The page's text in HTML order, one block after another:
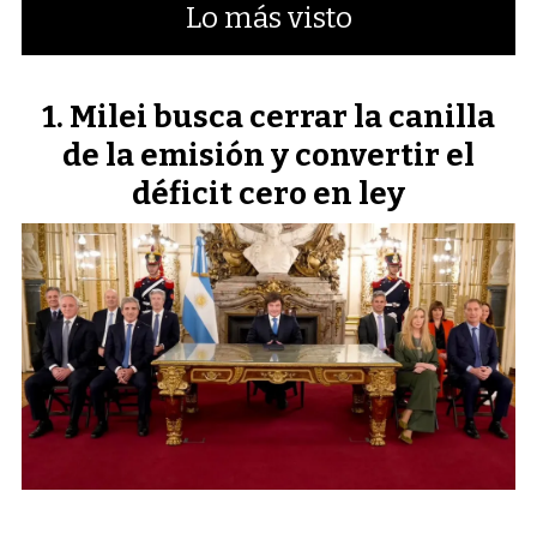
Lo más visto
Milei busca cerrar la canilla
de la emisión y convertir el
déficit cero en ley